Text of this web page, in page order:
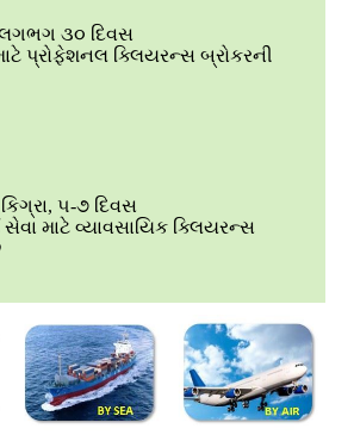
લગભગ ૩૦ દિવસ
માટે પ્રોફેશનલ ક્લિયરન્સ બ્રોકરની
૫-૭ દિવસ
સેવા માટે વ્યાવસાયિક ક્લિયરન્સ